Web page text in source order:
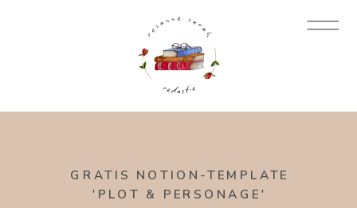
GRATIS NOTION-TEMPLATE
'PLOT & PERSONAGE'